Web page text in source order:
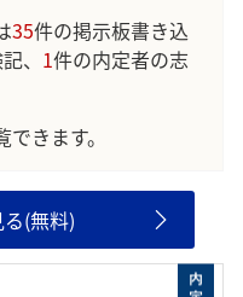
35件の掲示板書き込
、 1件の内定者の志
きます。
(無料)